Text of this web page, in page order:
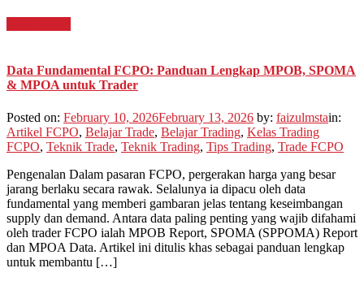
Data Fundamental FCPO: Panduan Lengkap MPOB, SPOMA
& MPOA untuk Trader
Posted on: February 10, 2026February 13, 2026 by: faizulmstain:
Artikel FCPO, Belajar Trade, Belajar Trading, Kelas Trading
FCPO, Teknik Trade, Teknik Trading, Tips Trading, Trade FCPO
Pengenalan Dalam pasaran FCPO, pergerakan harga yang besar
jarang berlaku secara rawak. Selalunya ia dipacu oleh data
fundamental yang memberi gambaran jelas tentang keseimbangan
supply dan demand. Antara data paling penting yang wajib difahami
oleh trader FCPO ialah MPOB Report, SPOMA (SPPOMA) Report
dan MPOA Data. Artikel ini ditulis khas sebagai panduan lengkap
untuk membantu […]